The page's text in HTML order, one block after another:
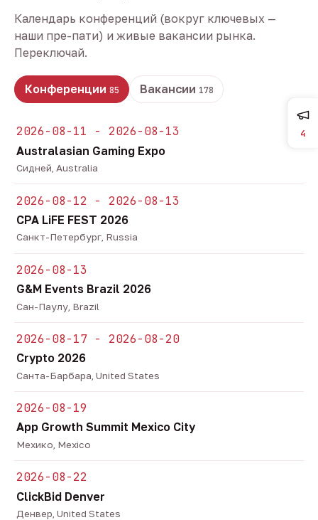
Календарь конференций (вокруг ключевых —
наши пре-пати) и живые вакансии рынка.
Переключай.
Конференции 85 Вакансии 178
2026-08-11 - 2026-08-13
Australasian Gaming Expo
Сидней, Australia
2026-08-12 - 2026-08-13
CPA LiFE FEST 2026
Санкт-Петербург, Russia
2026-08-13
G&M Events Brazil 2026
Сан-Паулу, Brazil
2026-08-17 - 2026-08-20
Crypto 2026
Санта-Барбара, United States
2026-08-19
App Growth Summit Mexico City
Мехико, Mexico
2026-08-22
ClickBid Denver
Денвер, United States
4